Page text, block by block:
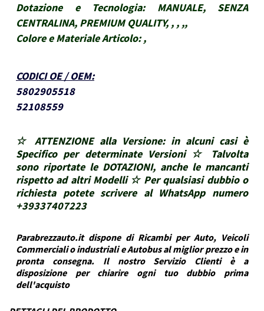
Dotazione e Tecnologia:
MANUALE, SENZA
CENTRALINA, PREMIUM QUALITY, , , ,,
Colore e Materiale Articolo: ,
CODICI OE / OEM:
5802905518
52108559
☆ ATTENZIONE alla Versione: in alcuni casi è
Specifico per determinate Versioni ☆ Talvolta
sono riportate le DOTAZIONI, anche le mancanti
rispetto ad altri Modelli ☆ Per qualsiasi dubbio o
richiesta potete scrivere al WhatsApp numero
+39337407223
Parabrezzauto.it dispone di Ricambi per Auto, Veicoli
Commerciali o industriali e Autobus al miglior prezzo e in
pronta consegna. Il nostro Servizio Clienti è a
disposizione per chiarire ogni tuo dubbio prima
dell'acquisto